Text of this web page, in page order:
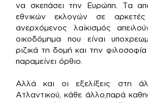
να σκεπάσει την Ευρώπη. Τα
εθνικών εκλογών σε
ανερχόμενος λαϊκισμός
οικοδόμημα που είναι
ριζικά τη δομή και την
παραμείνει όρθιο.
Αλλά και οι εξελίξεις στη
Ατλαντικού, κάθε άλλο,παρά